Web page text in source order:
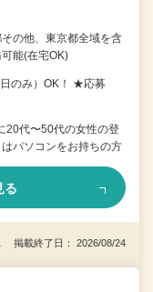
の他、東京都全域を含
能(在宅OK)
のみ）OK！ ★応募
代〜50代の女性の登
パソコンをお持ちの方
る
掲載終了日： 2026/08/24